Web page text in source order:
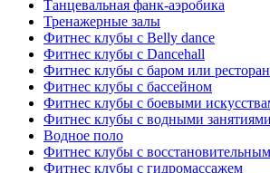
Танцевальная фанк-аэробика
Тренажерные залы
Фитнес клубы с Belly dance
Фитнес клубы с Dancehall
Фитнес клубы с баром или
Фитнес клубы с бассейном
Фитнес клубы с боевыми
Фитнес клубы с водными занятиями
Водное поло
Фитнес клубы с
Фитнес клубы с гидромассажем